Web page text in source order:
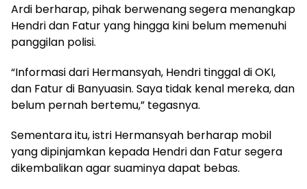
Ardi berharap, pihak berwenang segera menangkap
Hendri dan Fatur yang hingga kini belum memenuhi
panggilan polisi.
“Informasi dari Hermansyah, Hendri tinggal di OKI,
dan Fatur di Banyuasin. Saya tidak kenal mereka, dan
belum pernah bertemu,” tegasnya.
Sementara itu, istri Hermansyah berharap mobil
yang dipinjamkan kepada Hendri dan Fatur segera
dikembalikan agar suaminya dapat bebas.